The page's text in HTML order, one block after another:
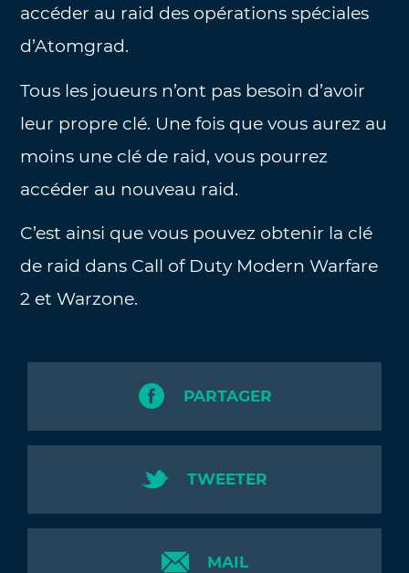
accéder au raid des opérations spéciales
d’Atomgrad.
Tous les joueurs n’ont pas besoin d’avoir
leur propre clé. Une fois que vous aurez au
moins une clé de raid, vous pourrez
accéder au nouveau raid.
C’est ainsi que vous pouvez obtenir la clé
de raid dans Call of Duty Modern Warfare
2 et Warzone.
PARTAGER
TWEETER
MAIL